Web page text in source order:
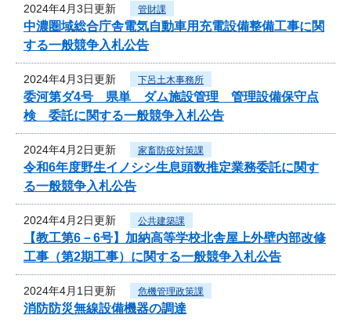
2024年4月3日更新 管財課
中濃圏域総合庁舎電気自動車用充電設備整備工事に関
する一般競争入札公告
2024年4月3日更新 下呂土木事務所
委河第ダ4号 県単 ダム施設管理 管理設備保守点
検 委託に関する一般競争入札公告
2024年4月2日更新 家畜防疫対策課
令和6年度野生イノシシ生息頭数推定業務委託に関す
る一般競争入札公告
2024年4月2日更新 公共建築課
【教工第6－6号】加納高等学校北舎屋上外壁内部改修
工事（第2期工事）に関する一般競争入札公告
2024年4月1日更新 危機管理政策課
消防防災無線設備機器の調達